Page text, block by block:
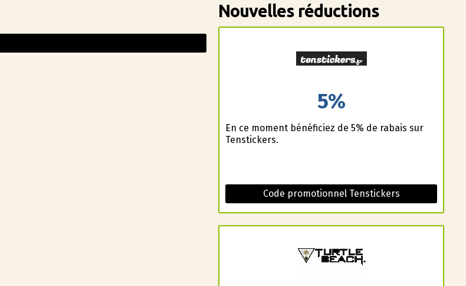
Nouvelles réductions
5%
En ce moment bénéficiez de 5% de rabais sur
Tenstickers.
Code promotionnel Tenstickers